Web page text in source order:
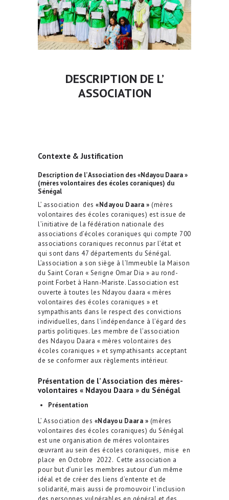
DESCRIPTION DE L’
ASSOCIATION
Contexte & Justification
Description de l’ Association des «Ndayou Daara »
(mères volontaires des écoles coraniques) du
Sénégal
L’ association des «Ndayou Daara » (mères
volontaires des écoles coraniques) est issue de
l’initiative de la fédération nationale des
associations d’écoles coraniques qui compte 700
associations coraniques reconnus par l’état et
qui sont dans 47 départements du Sénégal.
L’association a son siège à l’Immeuble la Maison
du Saint Coran « Serigne Omar Dia » au rond-
point Forbet à Hann-Mariste. L’association est
ouverte à toutes les Ndayou daara « mères
volontaires des écoles coraniques » et
sympathisants dans le respect des convictions
individuelles, dans l’indépendance à l’égard des
partis politiques. Les membre de l’association
des Ndayou Daara « mères volontaires des
écoles coraniques » et sympathisants acceptant
de se conformer aux règlements intérieur.
Présentation de l’ Association des mères-
volontaires « Ndayou Daara » du Sénégal
Présentation
L’ Association des «Ndayou Daara » (mères
volontaires des écoles coraniques) du Sénégal
est une organisation de méres volontaires
œuvrant au sein des écoles coraniques, mise en
place en Octobre 2022. Cette association a
pour but d’unir les membres autour d’un même
idéal et de créer des liens d’entente et de
solidarité, mais aussi de promouvoir l’inclusion